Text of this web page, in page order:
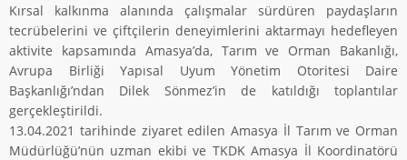
Kırsal kalkınma alanında çalışmalar sürdüren paydaşların
tecrübelerini ve çiftçilerin deneyimlerini aktarmayı hedefleyen
aktivite kapsamında Amasya’da, Tarım ve Orman Bakanlığı,
Avrupa Birliği Yapısal Uyum Yönetim Otoritesi Daire
Başkanlığı’ndan Dilek Sönmez’in de katıldığı toplantılar
gerçekleştirildi.
13.04.2021 tarihinde ziyaret edilen Amasya İl Tarım ve Orman
Müdürlüğü’nün uzman ekibi ve TKDK Amasya İl Koordinatörü